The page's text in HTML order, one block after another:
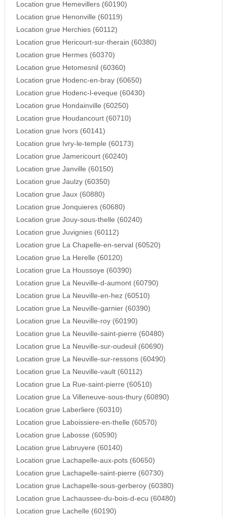
Location grue Hemevillers (60190)
Location grue Henonville (60119)
Location grue Herchies (60112)
Location grue Hericourt-sur-therain (60380)
Location grue Hermes (60370)
Location grue Hetomesnil (60360)
Location grue Hodenc-en-bray (60650)
Location grue Hodenc-l-eveque (60430)
Location grue Hondainville (60250)
Location grue Houdancourt (60710)
Location grue Ivors (60141)
Location grue Ivry-le-temple (60173)
Location grue Jamericourt (60240)
Location grue Janville (60150)
Location grue Jaulzy (60350)
Location grue Jaux (60880)
Location grue Jonquieres (60680)
Location grue Jouy-sous-thelle (60240)
Location grue Juvignies (60112)
Location grue La Chapelle-en-serval (60520)
Location grue La Herelle (60120)
Location grue La Houssoye (60390)
Location grue La Neuville-d-aumont (60790)
Location grue La Neuville-en-hez (60510)
Location grue La Neuville-garnier (60390)
Location grue La Neuville-roy (60190)
Location grue La Neuville-saint-pierre (60480)
Location grue La Neuville-sur-oudeuil (60690)
Location grue La Neuville-sur-ressons (60490)
Location grue La Neuville-vault (60112)
Location grue La Rue-saint-pierre (60510)
Location grue La Villeneuve-sous-thury (60890)
Location grue Laberliere (60310)
Location grue Laboissiere-en-thelle (60570)
Location grue Labosse (60590)
Location grue Labruyere (60140)
Location grue Lachapelle-aux-pots (60650)
Location grue Lachapelle-saint-pierre (60730)
Location grue Lachapelle-sous-gerberoy (60380)
Location grue Lachaussee-du-bois-d-ecu (60480)
Location grue Lachelle (60190)